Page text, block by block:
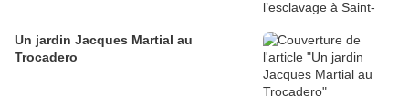
Un jardin Jacques Martial au
Trocadero